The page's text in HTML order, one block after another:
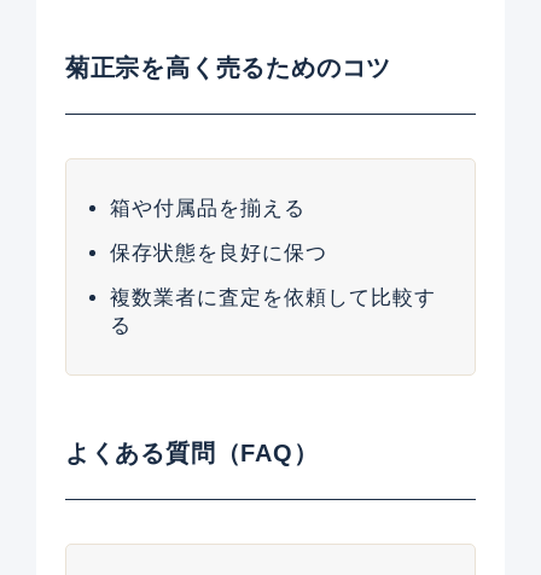
菊正宗を高く売るためのコツ
箱や付属品を揃える
保存状態を良好に保つ
複数業者に査定を依頼して比較す
る
よくある質問（FAQ）